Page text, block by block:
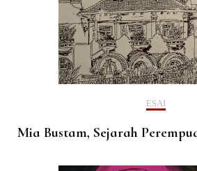
ESAI
Mia Bustam, Sejarah